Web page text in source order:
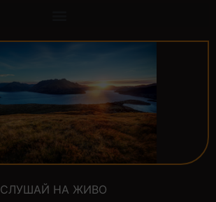
СЛУШАЙ НА ЖИВО